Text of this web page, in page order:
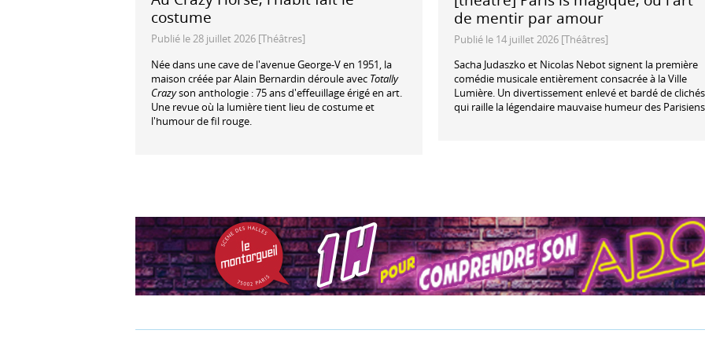
costume
Publié le 28 juillet 2026 [Théâtres]
Née dans une cave de l'avenue George-V en 1951, la
maison créée par Alain Bernardin déroule avec Totally
Crazyson anthologie : 75 ans d'effeuillage érigé en art.
Une revue où la lumière tient lieu de costume et
l'humour de fil rouge.
de mentir par amour
Publié le 14 juillet 2026 [Théâtres]
Sacha Judaszko et Nicolas Nebot signent la première
comédie musicale entièrement consacrée à la Ville
Lumière. Un divertissement enlevé et bardé de clichés
qui raille la légendaire mauvaise humeur des